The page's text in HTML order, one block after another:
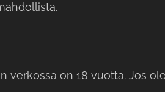
verkossa on 18 vuotta. Jos